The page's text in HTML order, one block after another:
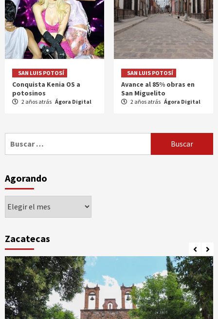
SAN LUIS POTOSÍ
Conquista Kenia OS a
potosinos
2 años atrás Ágora Digital
SAN LUIS POTOSÍ
Avance al 85% obras en
San Miguelito
2 años atrás Ágora Digital
Agorando
Zacatecas